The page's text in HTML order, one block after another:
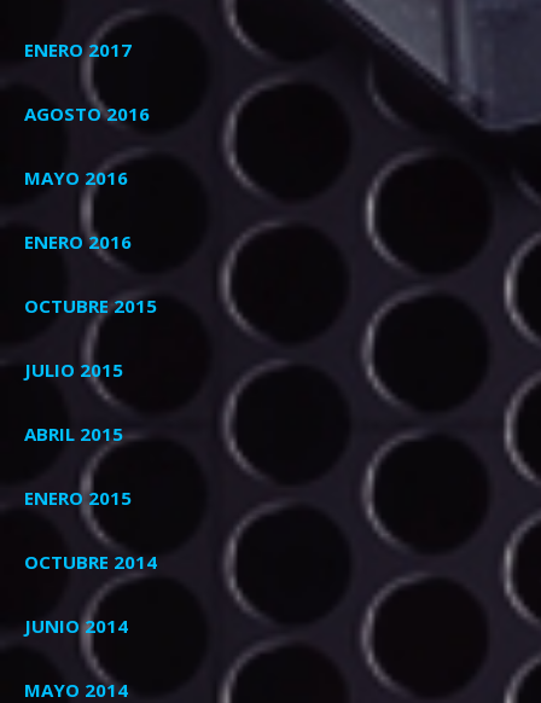
ENERO 2017
AGOSTO 2016
MAYO 2016
ENERO 2016
OCTUBRE 2015
JULIO 2015
ABRIL 2015
ENERO 2015
OCTUBRE 2014
JUNIO 2014
MAYO 2014